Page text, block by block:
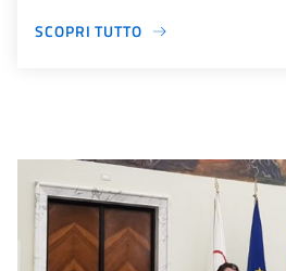
SCOPRI TUTTO